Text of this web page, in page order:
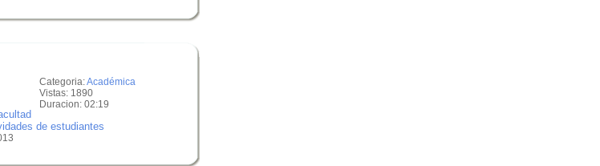
Categoria:Académica
Vistas: 1890
Duracion: 02:19
de estudiantes